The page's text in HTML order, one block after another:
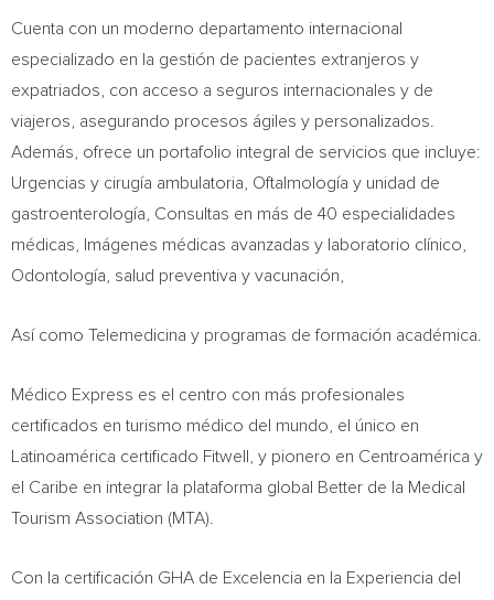
Cuenta con un moderno departamento internacional
especializado en la gestión de pacientes extranjeros y
expatriados, con acceso a seguros internacionales y de
viajeros, asegurando procesos ágiles y personalizados.
Además, ofrece un portafolio integral de servicios que incluye:
Urgencias y cirugía ambulatoria, Oftalmología y unidad de
gastroenterología, Consultas en más de 40 especialidades
médicas, Imágenes médicas avanzadas y laboratorio clínico,
Odontología, salud preventiva y vacunación,
Así como Telemedicina y programas de formación académica.
Médico Express es el centro con más profesionales
certificados en turismo médico del mundo, el único en
Latinoamérica certificado Fitwell, y pionero en Centroamérica y
el Caribe en integrar la plataforma global Better de la Medical
Tourism Association (MTA).
Con la certificación GHA de Excelencia en la Experiencia del